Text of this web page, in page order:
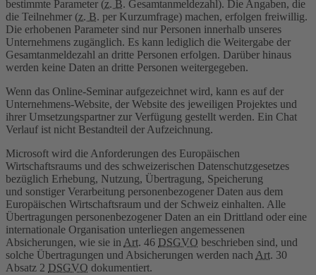
bestimmte Parameter (z. B. Gesamtanmeldezahl). Die Angaben, die
die Teilnehmer (z. B. per Kurzumfrage) machen, erfolgen freiwillig.
Die erhobenen Parameter sind nur Personen innerhalb unseres
Unternehmens zugänglich. Es kann lediglich die Weitergabe der
Gesamtanmeldezahl an dritte Personen erfolgen. Darüber hinaus
werden keine Daten an dritte Personen weitergegeben.
Wenn das Online-Seminar aufgezeichnet wird, kann es auf der
Unternehmens-Website, der Website des jeweiligen Projektes und
ihrer Umsetzungspartner zur Verfügung gestellt werden. Ein Chat
Verlauf ist nicht Bestandteil der Aufzeichnung.
Microsoft wird die Anforderungen des Europäischen
Wirtschaftsraums und des schweizerischen Datenschutzgesetzes
bezüglich Erhebung, Nutzung, Übertragung, Speicherung
und sonstiger Verarbeitung personenbezogener Daten aus dem
Europäischen Wirtschaftsraum und der Schweiz einhalten. Alle
Übertragungen personenbezogener Daten an ein Drittland oder eine
internationale Organisation unterliegen angemessenen
Absicherungen, wie sie inArt. 46 DSGVO beschrieben sind, und
solche Übertragungen und Absicherungen werden nachArt. 30
Absatz 2 DSGVO dokumentiert.